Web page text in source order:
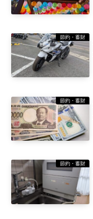
節約・蓄財
節約・蓄財
節約・蓄財